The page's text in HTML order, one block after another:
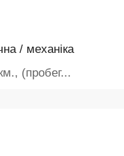
/ механіка
(пробег...